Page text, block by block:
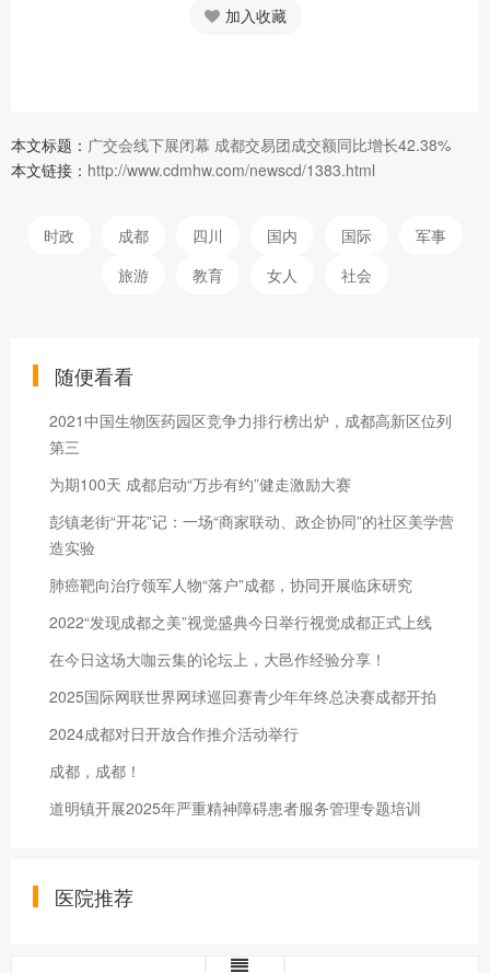
加入收藏
本文标题： 广交会线下展闭幕 成都交易团成交额同比增长42.38%
本文链接： http://www.cdmhw.com/newscd/1383.html
时政 成都 四川 国内 国际
军事
旅游
教育 女人 社会
随便看看
2021中国生物医药园区竞争力排行榜出炉，成都高新区位列
第三
为期100天 成都启动“万步有约”健走激励大赛
彭镇老街“开花”记：一场“商家联动、政企协同”的社区美学营
造实验
肺癌靶向治疗领军人物“落户”成都，协同开展临床研究
2022“发现成都之美”视觉盛典今日举行视觉成都正式上线
在今日这场大咖云集的论坛上，大邑作经验分享！
2025国际网联世界网球巡回赛青少年年终总决赛成都开拍
2024成都对日开放合作推介活动举行
成都，成都！
道明镇开展2025年严重精神障碍患者服务管理专题培训
医院推荐